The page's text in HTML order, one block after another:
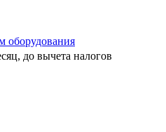
оборудования
до вычета налогов